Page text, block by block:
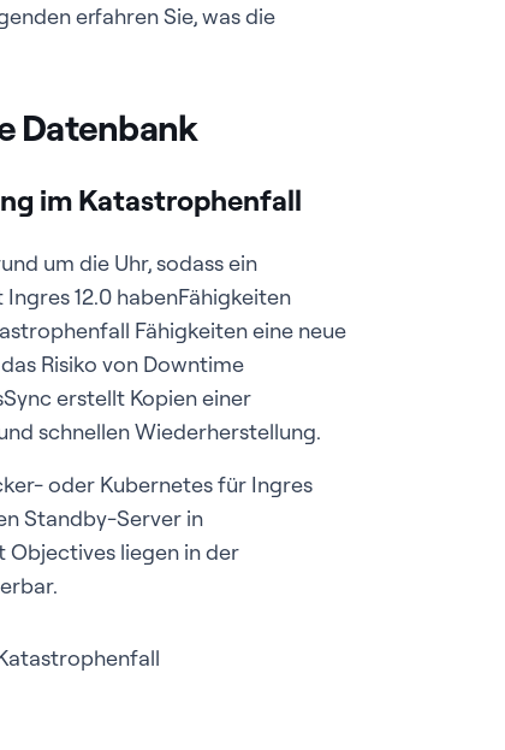
erfahren Sie, was die
Datenbank
im Katastrophenfall
um die Uhr, sodass ein
12.0 habenFähigkeiten
Fähigkeiten eine neue
Risiko von Downtime
erstellt Kopien einer
schnellen Wiederherstellung.
oder Kubernetes für Ingres
Standby-Server in
Objectives liegen in der